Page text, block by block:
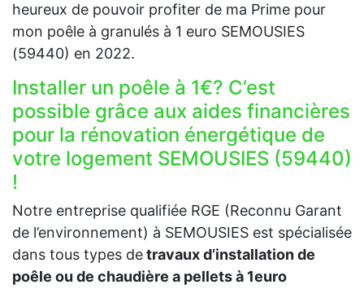
heureux de pouvoir profiter de ma Prime pour
mon poêle à granulés à 1 euro SEMOUSIES
(59440) en 2022.
Installer un poêle à 1€? C’est
possible grâce aux aides financières
pour la rénovation énergétique de
votre logement SEMOUSIES (59440)
!
Notre entreprise qualifiée RGE (Reconnu Garant
de l’environnement) à SEMOUSIES est spécialisée
dans tous types detravaux d’installation de
poêle ou de chaudière a pellets à 1euro